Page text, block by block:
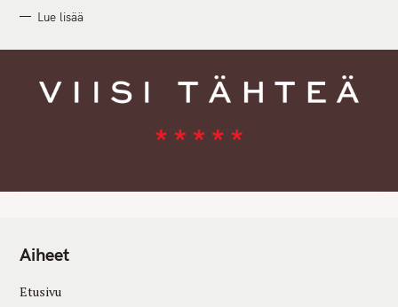
Lue lisää
Aiheet
Etusivu